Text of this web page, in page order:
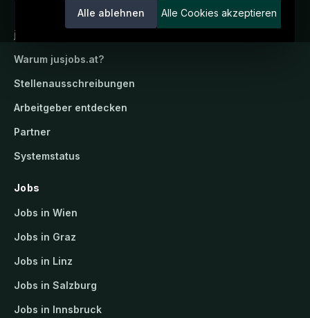
Alle ablehnen Alle Cookies akzeptieren
jusjobs.at
Warum jusjobs.at?
Stellenausschreibungen
Arbeitgeber entdecken
Partner
Systemstatus
Jobs
Jobs in Wien
Jobs in Graz
Jobs in Linz
Jobs in Salzburg
Jobs in Innsbruck